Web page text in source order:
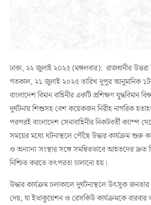
ঢাকা, ২২ জুলাই ২০২৫ (মঙ্গলবার): রাজধানীর উত্তরা
গতকাল, ২১ জুলাই ২০২৫ তারিখ দুপুর আনুমানিক ১টা
বাংলাদেশ বিমান বাহিনীর একটি প্রশিক্ষণ যুদ্ধবিমান
দুর্ঘটনায় শিশুসহ বেশ কয়েকজন নিরীহ নাগরিক
পরপরই বাংলাদেশ সেনাবাহিনীর নিকটবর্তী ক্যাম্প
সময়ের মধ্যে ঘটনাস্থলে পৌঁছে উদ্ধার কার্যক্রম শুরু
ও অন্যান্য সংস্থার সঙ্গে সমন্বিতভাবে আহতদের দ্রুত
নিশ্চিত করতে তৎপরতা চালানো হয়।
উদ্ধার কার্যক্রম চলাকালে দুর্ঘটনাস্থলে উৎসুক
দেয়, যা ইভাকুয়েশন ও রেসকিউ কার্যক্রমকে বারবার